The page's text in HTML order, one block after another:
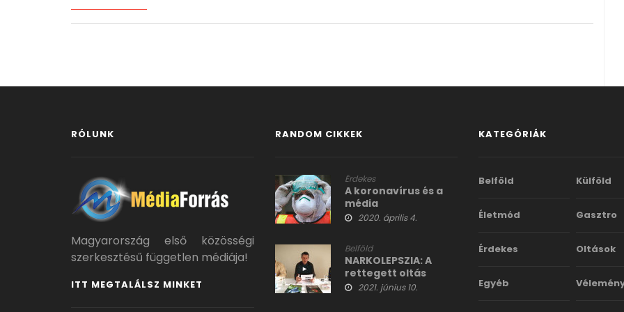
RÓLUNK
Magyarország első közösségi
szerkesztésű független médiája!
ITT MEGTALÁLSZ MINKET
RANDOM CIKKEK
Érdekes
A koronavírus és a
média
2020. április 4.
Belföld
NARKOLEPSZIA: A
rettegett oltás
mellékhatás, ami a
2021. június 10.
KATEGÓRIÁK
Belföld Külföld
Életmód Gasztro
Érdekes Oltások
Egyéb